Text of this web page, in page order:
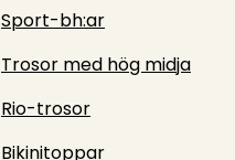
Sport-bh:ar
Trosor med hög midja
Rio-trosor
Bikinitoppar